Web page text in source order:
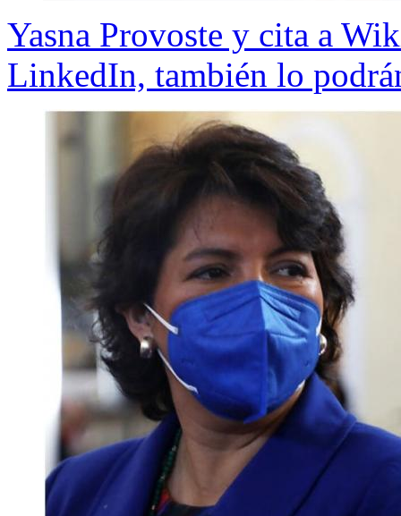
Yasna Provoste y cita a
LinkedIn, también lo